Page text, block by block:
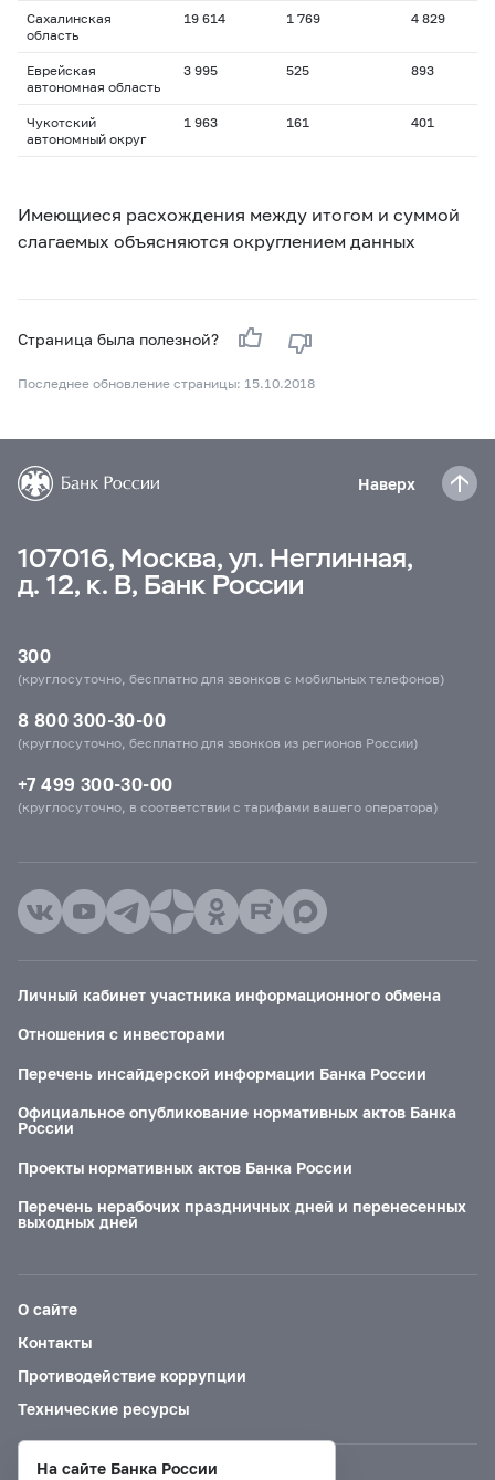
Сахалинская
область
19 614 1 769 4 829
Еврейская
автономная область
3 995 525 893
Чукотский
автономный округ
1 963 161 401
Имеющиеся расхождения между итогом и суммой
слагаемых объясняются округлением данных
Страница была полезной?
Последнее обновление страницы: 15.10.2018
Наверх
107016, Москва, ул. Неглинная,
д. 12, к. В, Банк России
300
(круглосуточно, бесплатно для звонков с мобильных телефонов)
8 800 300-30-00
(круглосуточно, бесплатно для звонков из регионов России)
+7 499 300-30-00
(круглосуточно, в соответствии с тарифами вашего оператора)
Личный кабинет участника информационного обмена
Отношения с инвесторами
Перечень инсайдерской информации Банка России
Официальное опубликование нормативных актов Банка
России
Проекты нормативных актов Банка России
Перечень нерабочих праздничных дней и перенесенных
выходных дней
О сайте
Контакты
Противодействие коррупции
Технические ресурсы
На сайте Банка России